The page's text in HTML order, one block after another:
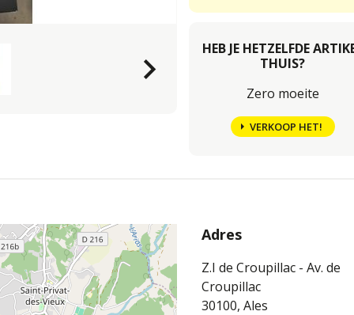
keyboard_arrow_right
HEB JE HETZELFDE
THUIS?
Zero moeite
VERKOOP HET!
Adres
Z.I de Croupillac - Av. de
Croupillac
30100, Ales